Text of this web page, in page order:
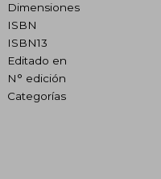
Dimensiones
ISBN
ISBN13
Editado en
N° edición
Categorías